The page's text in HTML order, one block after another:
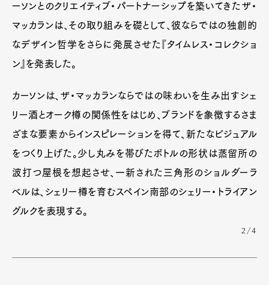
ーソンとのクリエイティブ・パートナーシップを築いてきたザ・
マッカランは、その取り組みを礎として、彼ならではの独創的
なデザイン哲学をさらに発展させた『タイムレス・コレクショ
ン』を発表した。
カーソンは、ザ・マッカランならではの味わいを生み出すシェ
リー酒とオーク樽の関係性をはじめ、ブランドを象徴するさま
ざまな要素からインスピレーションを得て、新たなビジュアル
をつくり上げた。少し丸みを帯びたボトルの形状は蒸留所の
波打つ屋根を想起させ、一新された三角形のショルダーラ
ベルは、シェリー樽を育むスペイン南部のシェリー・トライアン
グルクを表現する。
2/4